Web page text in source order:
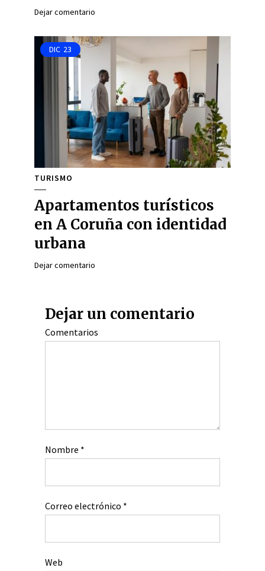
Dejar comentario
DIC 23
TURISMO
Apartamentos turísticos
en A Coruña con identidad
urbana
Dejar comentario
Dejar un comentario
Comentarios
Nombre *
Correo electrónico *
Web